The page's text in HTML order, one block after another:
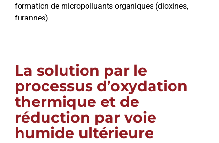
formation de micropolluants organiques (dioxines,
furannes)
La solution par le
processus d’oxydation
thermique et de
réduction par voie
humide ultérieure